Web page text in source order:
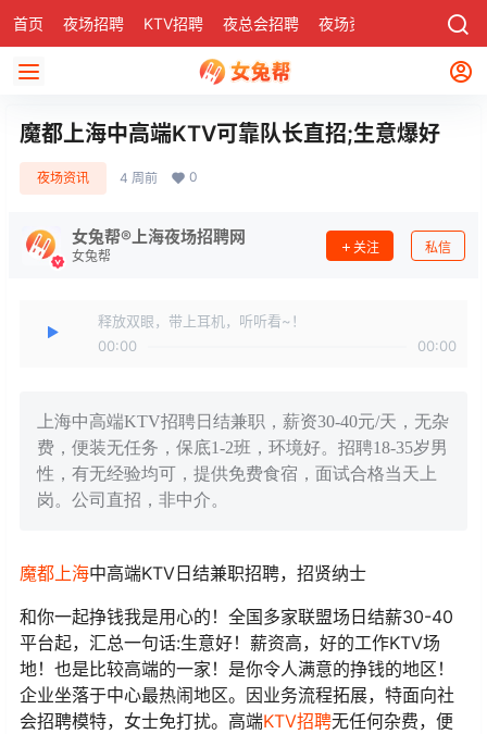
首页 夜场招聘 KTV招聘 夜总会招聘 夜场资讯 社区
魔都上海中高端KTV可靠队长直招;生意爆好
夜场资讯 4 周前 0
女兔帮®上海夜场招聘网
女兔帮
关注 私信
释放双眼，带上耳机，听听看~！
00:00
00:00
上海中高端KTV招聘日结兼职，薪资30-40元/天，无杂
费，便装无任务，保底1-2班，环境好。招聘18-35岁男
性，有无经验均可，提供免费食宿，面试合格当天上
岗。公司直招，非中介。
魔都上海中高端KTV日结兼职招聘，招贤纳士
和你一起挣钱我是用心的！全国多家联盟场日结薪30-40
平台起，汇总一句话:生意好！薪资高，好的工作KTV场
地！也是比较高端的一家！是你令人满意的挣钱的地区！
企业坐落于中心最热闹地区。因业务流程拓展，特面向社
会招聘模特，女士免打扰。高端KTV招聘无任何杂费，便